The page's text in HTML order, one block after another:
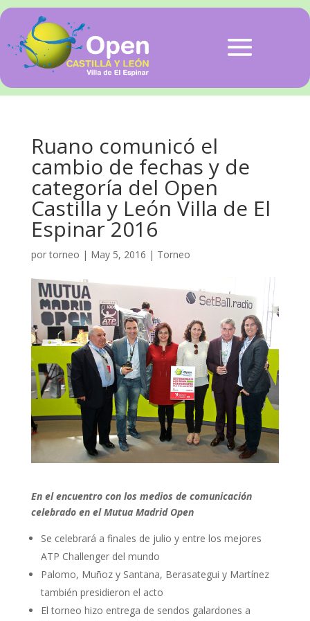
Ruano comunicó el
cambio de fechas y de
categoría del Open
Castilla y León Villa de El
Espinar 2016
portorneo | May 5, 2016 | Torneo
En el encuentro con los medios de comunicación
celebrado en el Mutua Madrid Open
Se celebrará a finales de julio y entre los mejores
ATP Challenger del mundo
Palomo, Muñoz y Santana, Berasategui y Martínez
también presidieron el acto
El torneo hizo entrega de sendos galardones a